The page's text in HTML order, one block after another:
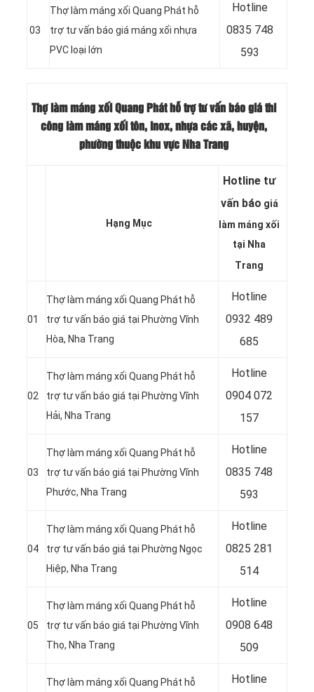
03
Thợ làm máng xối Quang Phát hỗ
trợ tư vấn báo giá máng xối nhựa
PVC loại lớn
Hotline
0835 748
593
Thợ làm máng xối Quang Phát hỗ trợ tư vấn báo giá thi
công làm máng xối tôn, inox, nhựa các xã, huyện,
phường thuộc khu vực Nha Trang
Hạng Mục
Hotline tư
vấn báo giá
làm máng xối
tại Nha
Trang
01
Thợ làm máng xối Quang Phát hỗ
trợ tư vấn báo giá tại Phường Vĩnh
Hòa, Nha Trang
Hotline
0932 489
685
02
Thợ làm máng xối Quang Phát hỗ
trợ tư vấn báo giá tại Phường Vĩnh
Hải, Nha Trang
Hotline
0904 072
157
03
Thợ làm máng xối Quang Phát hỗ
trợ tư vấn báo giá tại Phường Vĩnh
Phước, Nha Trang
Hotline
0835 748
593
04
Thợ làm máng xối Quang Phát hỗ
trợ tư vấn báo giá tại Phường Ngọc
Hiệp, Nha Trang
Hotline
0825 281
514
05
Thợ làm máng xối Quang Phát hỗ
trợ tư vấn báo giá tại Phường Vĩnh
Thọ, Nha Trang
Hotline
0908 648
509
Thợ làm máng xối Quang Phát hỗ
Hotline